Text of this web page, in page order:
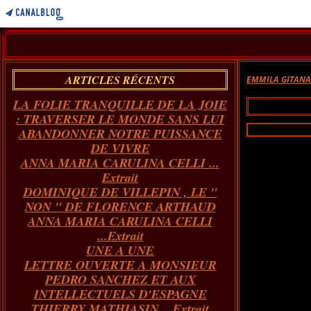
ARTICLES RÉCENTS
LA FOLIE TRANQUILLE DE LA JOIE
: TRAVERSER LE MONDE SANS LUI
ABANDONNER NOTRE PUISSANCE
DE VIVRE
ANNA MARIA CARULINA CELLI ...
Extrait
DOMINIQUE DE VILLEPIN , LE "
NON " DE FLORENCE ARTHAUD
ANNA MARIA CARULINA CELLI
...Extrait
UNE A UNE
LETTRE OUVERTE A MONSIEUR
PEDRO SANCHEZ ET AUX
INTELLECTUELS D'ESPAGNE
EMMILA GITANA